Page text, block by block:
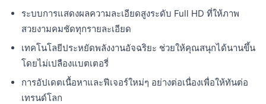
ระบบการแสดงผลความละเอียดสูงระดับ Full HD ที่ให้ภาพ
สวยงามคมชัดทุกรายละเอียด
เทคโนโลยีประหยัดพลังงานอัจฉริยะ ช่วยให้คุณสนุกได้นานขึ้น
โดยไม่เปลืองแบตเตอรี่
การอัปเดตเนื้อหาและฟีเจอร์ใหม่ๆ อย่างต่อเนื่องเพื่อให้ทันต่อ
เทรนด์โลก